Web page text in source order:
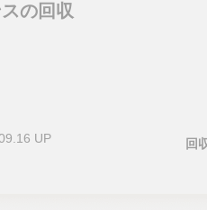
の回収
UP 回